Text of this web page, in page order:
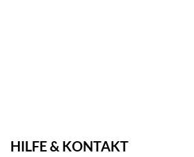
HILFE & KONTAKT